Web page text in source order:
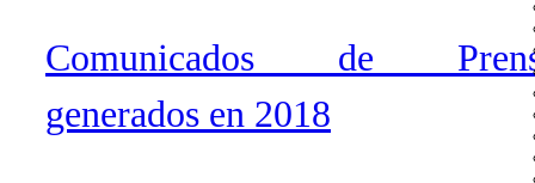
Comunicados de
generados en 2018